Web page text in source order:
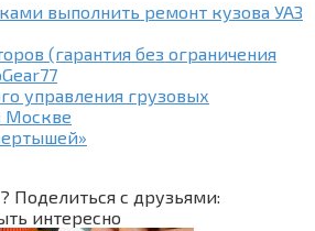
выполнить ремонт кузова УАЗ
(гарантия без ограничения
управления грузовых
Москве
Поделиться с друзьями:
интересно